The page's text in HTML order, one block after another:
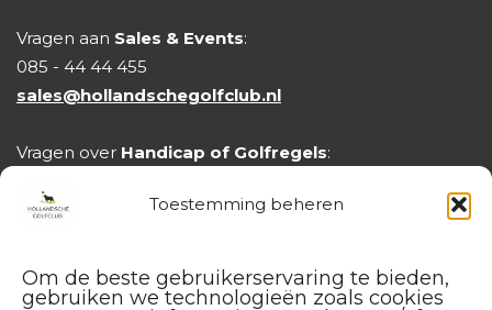
Toestemming beheren
Om de beste gebruikerservaring te bieden,
gebruiken we technologieën zoals cookies
Vragen aan Sales & Events:
085 - 44 44 455
sales@hollandschegolfclub.nl
Vragen over Handicap of Golfregels: